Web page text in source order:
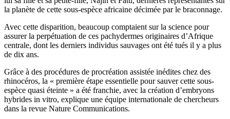
la planète de cette sous-espèce africaine décimée par le braconnage.
Avec cette disparition, beaucoup comptaient sur la science pour
assurer la perpétuation de ces pachydermes originaires d’Afrique
centrale, dont les derniers individus sauvages ont été tués il y a plus
de dix ans.
Grâce à des procédures de procréation assistée inédites chez des
rhinocéros, la « première étape essentielle pour sauver cette sous-
espèce quasi éteinte » a été franchie, avec la création d’embryons
hybrides in vitro, explique une équipe internationale de chercheurs
dans la revue Nature Communications.